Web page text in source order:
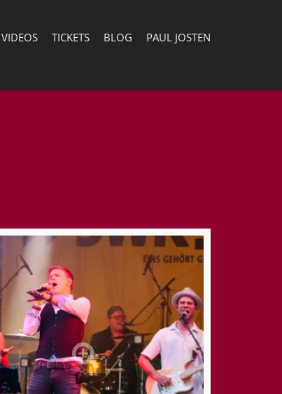
VIDEOS TICKETS BLOG PAUL JOSTEN